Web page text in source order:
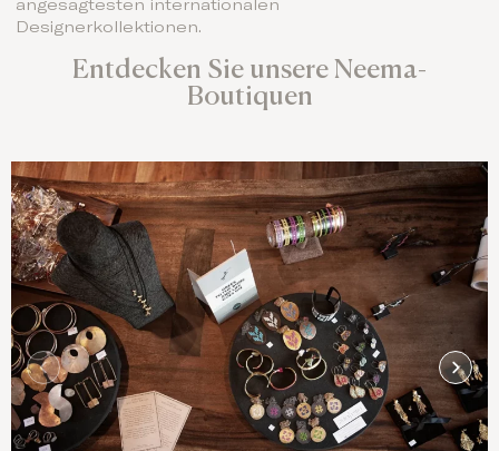
angesagtesten internationalen
Designerkollektionen.
Entdecken Sie unsere Neema-
Boutiquen